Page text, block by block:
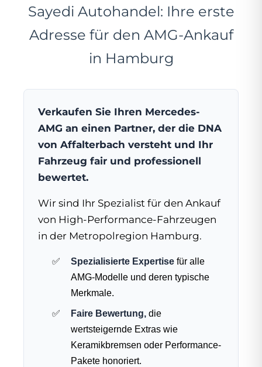
Sayedi Autohandel: Ihre erste
Adresse für den AMG-Ankauf
in Hamburg
Verkaufen Sie Ihren Mercedes-
AMG an einen Partner, der die DNA
von Affalterbach versteht und Ihr
Fahrzeug fair und professionell
bewertet.
Wir sind Ihr Spezialist für den Ankauf
von High-Performance-Fahrzeugen
in der Metropolregion Hamburg.
Spezialisierte Expertise für alle
AMG-Modelle und deren typische
Merkmale.
Faire Bewertung, die
wertsteigernde Extras wie
Keramikbremsen oder Performance-
Pakete honoriert.